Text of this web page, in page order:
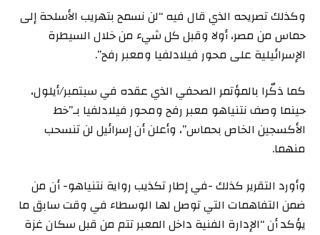
وكذلك تصريحه الذي قال فيه “لن نسمح بتهريب الأسلحة إلى
حماس من مصر، أولا وقبل كل شيء من خلال السيطرة
الإسرائيلية على محور فيلادلفيا ومعبر رفح”.
كما ذكّرا بالمؤتمر الصحفي الذي عقده في سبتمبر/أيلول،
حينما وصف نتنياهو معبر رفح ومحور فيلادلفيا بـ”خط
الأكسجين الخاص بحماس”، وأعلن أن إسرائيل لن تنسحب
منهما.
وأورد التقرير كذلك -في إطار تكذيب رواية نتنياهو- أن من
ضمن التفاهمات التي توصل لها الوسطاء في وقت سابق ما
يؤكد أن “الإدارة الفنية داخل المعبر تتم من قبل سكان غزة